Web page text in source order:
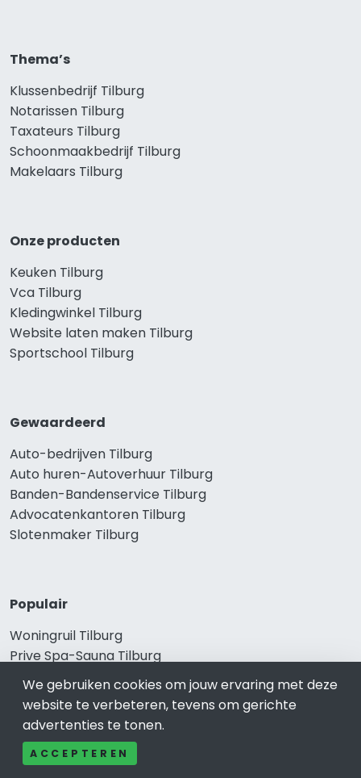
Thema’s
Klussenbedrijf Tilburg
Notarissen Tilburg
Taxateurs Tilburg
Schoonmaakbedrijf Tilburg
Makelaars Tilburg
Onze producten
Keuken Tilburg
Vca Tilburg
Kledingwinkel Tilburg
Website laten maken Tilburg
Sportschool Tilburg
Gewaardeerd
Auto-bedrijven Tilburg
Auto huren-Autoverhuur Tilburg
Banden-Bandenservice Tilburg
Advocatenkantoren Tilburg
Slotenmaker Tilburg
Populair
Woningruil Tilburg
Prive Spa-Sauna Tilburg
Incassobureau Tilburg
Bedrijfsruimte Tilburg
Ongediertebestrijding Tilburg
We gebruiken cookies om jouw ervaring met deze
website te verbeteren, tevens om gerichte
advertenties te tonen.
ACCEPTEREN